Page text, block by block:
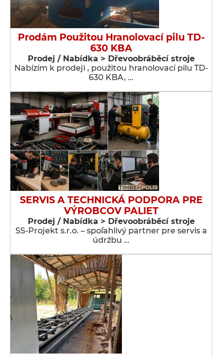
Prodám Použitou Hranolovací pilu TD-
630 KBA
Prodej / Nabídka > Dřevoobráběcí stroje
Nabízím k prodeji , použitou hranolovací pilu TD-
630 KBA, …
SERVIS A TECHNICKÁ PODPORA PRE
VÝROBCOV PALIET
Prodej / Nabídka > Dřevoobráběcí stroje
SS-Projekt s.r.o. – spoľahlivý partner pre servis a
údržbu …